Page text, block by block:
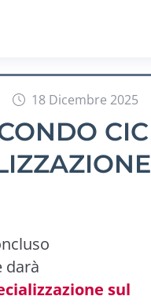
18 Dicembre 2025
darà
sul